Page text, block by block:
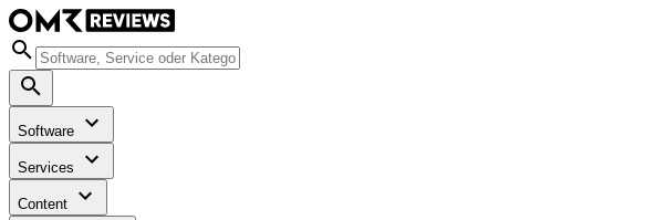
Software
Services
Content